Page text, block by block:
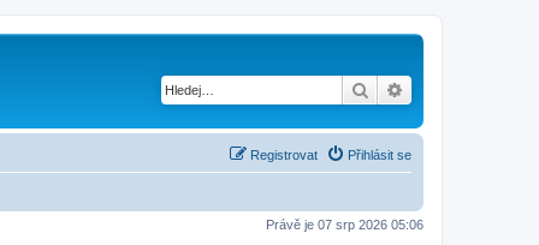
Hledat
Přihlásit se
Registrovat
Právě je 07 srp 2026 05:06